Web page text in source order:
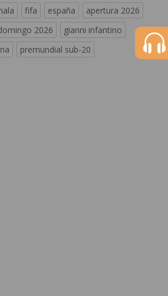
fifa españa
apertura 2026
2026
gianni infantino
premundial sub-20